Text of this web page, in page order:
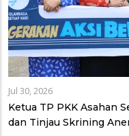
Jul 30, 2026
Ketua TP PKK Asahan
dan Tinjau Skrining